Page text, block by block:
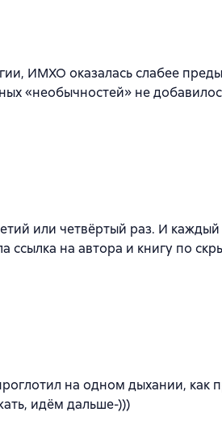
ИМХО оказалась слабее
«необычностей» не
или четвёртый раз. И
ссылка на автора и книгу по
на одном дыхании,
идём дальше-)))